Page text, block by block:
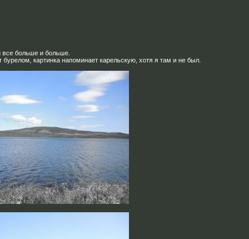
все больше и больше.
картинка напоминает карельскую, хотя я там и не был.